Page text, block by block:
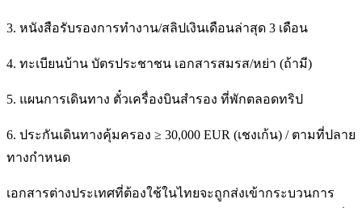
3. หนังสือรับรองการทำงาน/สลิปเงินเดือนล่าสุด 3 เดือน
4. ทะเบียนบ้าน บัตรประชาชน เอกสารสมรส/หย่า (ถ้ามี)
5. แผนการเดินทาง ตั๋วเครื่องบินสำรอง ที่พักตลอดทริป
6. ประกันเดินทางคุ้มครอง ≥ 30,000 EUR (เชงเก้น) / ตามที่ปลาย
ทางกำหนด
เอกสารต่างประเทศที่ต้องใช้ในไทยจะถูกส่งเข้ากระบวนการ